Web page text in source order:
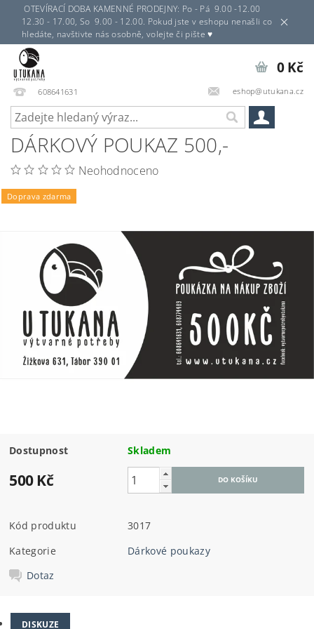
OTEVÍRACÍ DOBA KAMENNÉ PRODEJNY: Po - Pá 9.00 -12.00
12.30 - 17.00, So 9.00 - 12.00. Pokud jste v eshopu nenašli co
hledáte, navštivte nás osobně, volejte či pište ♥
608641631 eshop@utukana.cz
0 Kč
DÁRKOVÝ POUKAZ 500,-
Neohodnoceno
Doprava zdarma
Dostupnost Skladem
500 Kč
Kód produktu
3017
Kategorie
Dárkové poukazy
Dotaz
DISKUZE